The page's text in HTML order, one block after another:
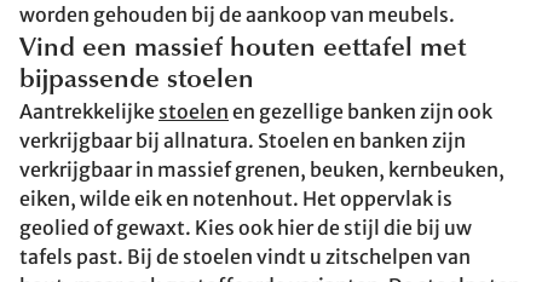
worden gehouden bij de aankoop van meubels.
Vind een massief houten eettafel met
bijpassende stoelen
Aantrekkelijke stoelen en gezellige banken zijn ook
verkrijgbaar bij allnatura. Stoelen en banken zijn
verkrijgbaar in massief grenen, beuken, kernbeuken,
eiken, wilde eik en notenhout. Het oppervlak is
geolied of gewaxt. Kies ook hier de stijl die bij uw
tafels past. Bij de stoelen vindt u zitschelpen van